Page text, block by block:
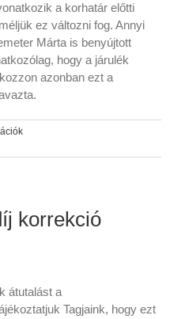
a korhatár előtti
ez változni fog. Annyi
Márta is benyújtott
hogy a járulék
azonban ezt a
korrekció
átutalást a
Tagjaink, hogy ezt